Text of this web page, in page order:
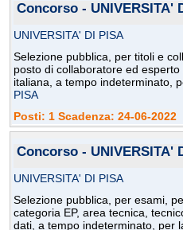
Concorso - UNIVERSITA'
UNIVERSITA' DI PISA
Selezione pubblica, per titoli e
posto di collaboratore ed
italiana, a tempo indeterminato,
PISA
Posti: 1 Scadenza: 24-06-2022
Concorso - UNIVERSITA'
UNIVERSITA' DI PISA
Selezione pubblica, per esami,
categoria EP, area tecnica,
dati, a tempo indeterminato, per